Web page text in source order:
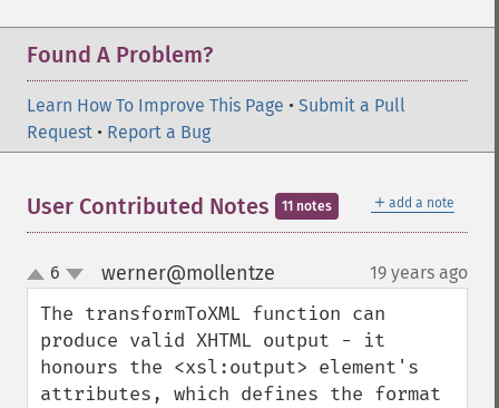
Found A Problem?
Learn How To Improve This Page • Submit a Pull
Request • Report a Bug
＋ add a note
User Contributed Notes 11 notes
up
down
6 werner@mollentze 19 years ago
The transformToXML function can
produce valid XHTML output - it
honours the <xsl:output> element's
attributes, which defines the format